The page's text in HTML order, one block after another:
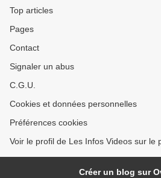
Top articles
Pages
Contact
Signaler un abus
C.G.U.
Cookies et données personnelles
Préférences cookies
Voir le profil de Les Infos Videos sur le
Créer un blog sur